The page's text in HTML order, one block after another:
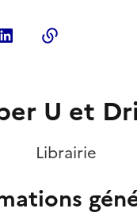
Twitter)
Linkedin
U et
Librairie